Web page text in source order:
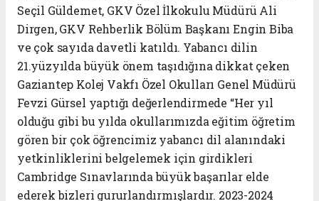
Seçil Güldemet, GKV Özel İlkokulu Müdürü Ali
Dirgen, GKV Rehberlik Bölüm Başkanı Engin Biba
ve çok sayıda davetli katıldı. Yabancı dilin
21.yüzyılda büyük önem taşıdığına dikkat çeken
Gaziantep Kolej Vakfı Özel Okulları Genel Müdürü
Fevzi Gürsel yaptığı değerlendirmede “Her yıl
olduğu gibi bu yılda okullarımızda eğitim öğretim
gören bir çok öğrencimiz yabancı dil alanındaki
yetkinliklerini belgelemek için girdikleri
Cambridge Sınavlarında büyük başarılar elde
ederek bizleri gururlandırmışlardır. 2023-2024